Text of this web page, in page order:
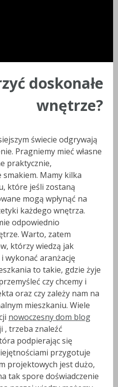
doskonałe
wnętrze?
świecie odgrywają
Pragniemy mieć własne
praktycznie,
Mamy kilka
które jeśli zostaną
mogą wpłynąć na
każdego wnętrza.
odpowiednio
Warto, zatem
którzy wiedzą jak
wykonać aranżację
to takie, gdzie żyje
czy chcemy i
oraz czy zależy nam na
mieszkaniu. Wiele
nowoczesny dom blog
, trzeba znaleźć
podpierając się
przygotuje
projektowych jest dużo,
tak spore doświadczenie